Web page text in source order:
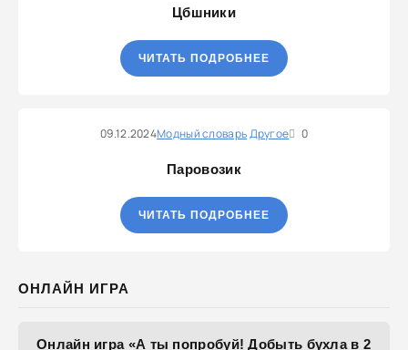
Цбшники
ЧИТАТЬ ПОДРОБНЕЕ
09.12.2024Модный словарьДругое 0
Паровозик
ЧИТАТЬ ПОДРОБНЕЕ
ОНЛАЙН ИГРА
Онлайн игра «А ты попробуй! Добыть бухла в 2